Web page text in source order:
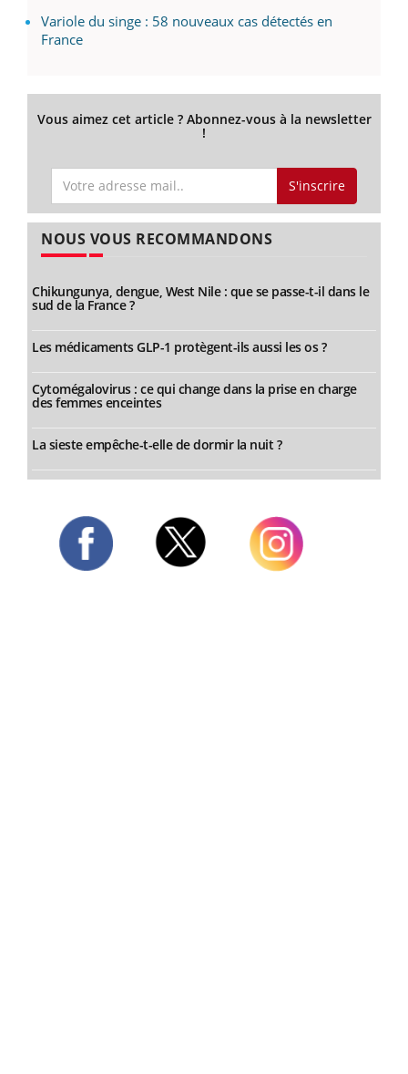
Variole du singe : 58 nouveaux cas détectés en
France
Vous aimez cet article ? Abonnez-vous à la newsletter
!
S'inscrire
NOUS VOUS RECOMMANDONS
Chikungunya, dengue, West Nile : que se passe-t-il dans le
sud de la France ?
Les médicaments GLP-1 protègent-ils aussi les os ?
Cytomégalovirus : ce qui change dans la prise en charge
des femmes enceintes
La sieste empêche-t-elle de dormir la nuit ?